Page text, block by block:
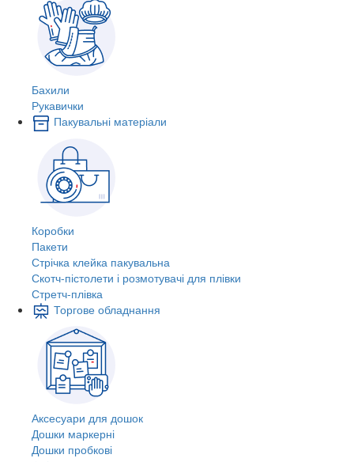
Бахили
Рукавички
Пакувальні матеріали
Коробки
Пакети
Стрічка клейка пакувальна
Скотч-пістолети і розмотувачі для плівки
Стретч-плівка
Торгове обладнання
Аксесуари для дошок
Дошки маркерні
Дошки пробкові